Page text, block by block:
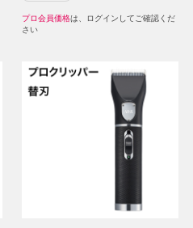
プロ会員価格は、ログインしてご確認くだ
さい